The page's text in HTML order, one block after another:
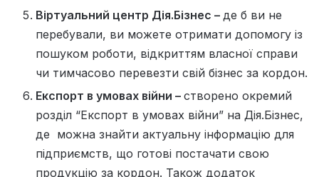
Віртуальний центр Дія.Бізнес – де б ви не
перебували, ви можете отримати допомогу із
пошуком роботи, відкриттям власної справи
чи тимчасово перевезти свій бізнес за кордон.
Експорт в умовах війни – створено окремий
розділ “Експорт в умовах війни” на Дія.Бізнес,
де можна знайти актуальну інформацію для
підприємств, що готові постачати свою
продукцію за кордон. Також додаток